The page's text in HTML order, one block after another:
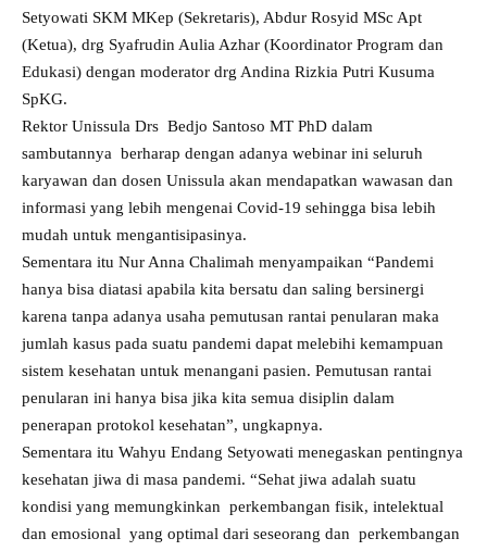
Setyowati SKM MKep (Sekretaris), Abdur Rosyid MSc Apt
(Ketua), drg Syafrudin Aulia Azhar (Koordinator Program dan
Edukasi) dengan moderator drg Andina Rizkia Putri Kusuma
SpKG.
Rektor Unissula Drs Bedjo Santoso MT PhD dalam
sambutannya berharap dengan adanya webinar ini seluruh
karyawan dan dosen Unissula akan mendapatkan wawasan dan
informasi yang lebih mengenai Covid-19 sehingga bisa lebih
mudah untuk mengantisipasinya.
Sementara itu Nur Anna Chalimah menyampaikan “Pandemi
hanya bisa diatasi apabila kita bersatu dan saling bersinergi
karena tanpa adanya usaha pemutusan rantai penularan maka
jumlah kasus pada suatu pandemi dapat melebihi kemampuan
sistem kesehatan untuk menangani pasien. Pemutusan rantai
penularan ini hanya bisa jika kita semua disiplin dalam
penerapan protokol kesehatan”, ungkapnya.
Sementara itu Wahyu Endang Setyowati menegaskan pentingnya
kesehatan jiwa di masa pandemi. “Sehat jiwa adalah suatu
kondisi yang memungkinkan perkembangan fisik, intelektual
dan emosional yang optimal dari seseorang dan perkembangan